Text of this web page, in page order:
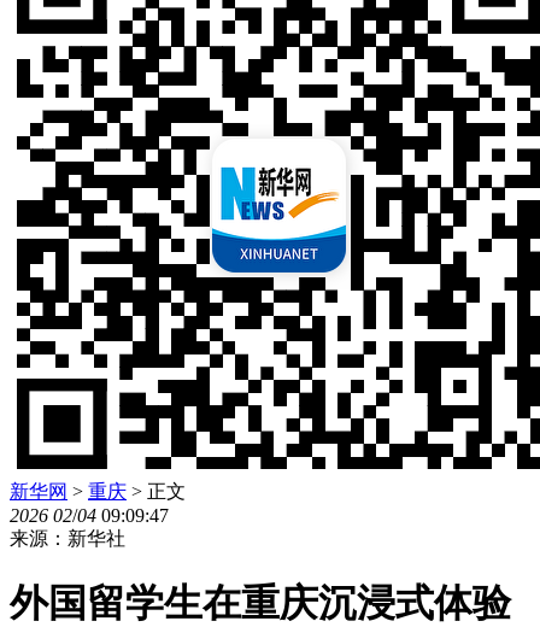
新华网 > 重庆 > 正文
2026 02/04 09:09:47
来源：新华社
外国留学生在重庆沉浸式体验